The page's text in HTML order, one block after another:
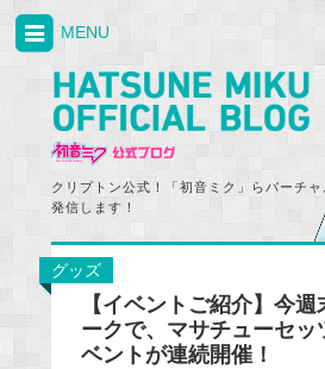
クリプトン公式！「初音ミク」らバーチ
発信します！
MENU
グッズ
【イベントご紹介】今
ークで、マサチューセッ
ベントが連続開催！